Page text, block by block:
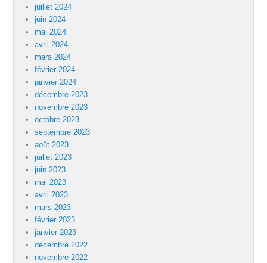
juillet 2024
juin 2024
mai 2024
avril 2024
mars 2024
février 2024
janvier 2024
décembre 2023
novembre 2023
octobre 2023
septembre 2023
août 2023
juillet 2023
juin 2023
mai 2023
avril 2023
mars 2023
février 2023
janvier 2023
décembre 2022
novembre 2022